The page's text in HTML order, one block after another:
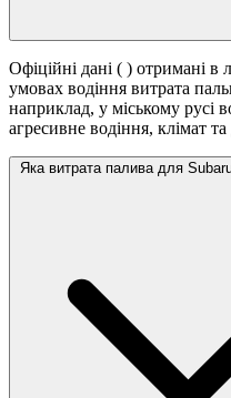
Офіційні дані ( ) отримані в
умовах водіння витрата
наприклад, у міському русі
агресивне водіння, клімат
Яка витрата палива для